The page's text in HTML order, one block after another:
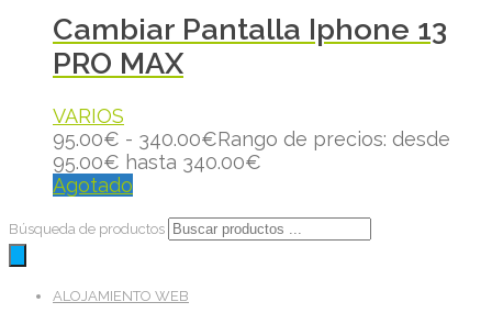
Cambiar Pantalla Iphone 13
PRO MAX
VARIOS
95.00€ - 340.00€Rango de precios: desde
95.00€ hasta 340.00€
Agotado
Búsqueda de productos
ALOJAMIENTO WEB